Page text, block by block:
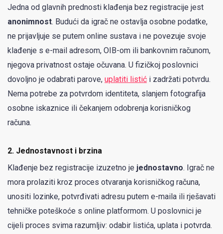
Jedna od glavnih prednosti klađenja bez registracije jest
anonimnost. Budući da igrač ne ostavlja osobne podatke,
ne prijavljuje se putem online sustava i ne povezuje svoje
klađenje s e-mail adresom, OIB-om ili bankovnim računom,
njegova privatnost ostaje očuvana. U fizičkoj poslovnici
dovoljno je odabrati parove, uplatiti listić i zadržati potvrdu.
Nema potrebe za potvrdom identiteta, slanjem fotografija
osobne iskaznice ili čekanjem odobrenja korisničkog
računa.
2. Jednostavnost i brzina
Klađenje bez registracije izuzetno je jednostavno. Igrač ne
mora prolaziti kroz proces otvaranja korisničkog računa,
unositi lozinke, potvrđivati adresu putem e-maila ili rješavati
tehničke poteškoće s online platformom. U poslovnici je
cijeli proces svima razumljiv: odabir listića, uplata i potvrda.